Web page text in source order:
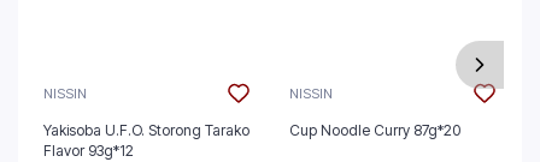
NISSIN
Yakisoba U.F.O. Storong Tarako
Flavor 93g*12
NISSIN
Cup Noodle Curry 87g*20